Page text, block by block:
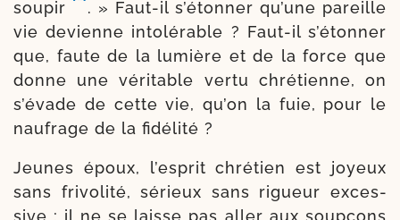
sou­pir
. » Faut-​il s’étonner qu’une pareille
vie devienne into­lé­rable ? Faut-​il s’étonner
que, faute de la lumière et de la force que
donne une véri­table ver­tu chré­tienne, on
s’évade de cette vie, qu’on la fuie, pour le
nau­frage de la fidélité ?
Jeunes époux, l’esprit chré­tien est joyeux
sans fri­vo­li­té, sérieux sans rigueur exces­
sive ; il ne se laisse pas aller aux soup­çons